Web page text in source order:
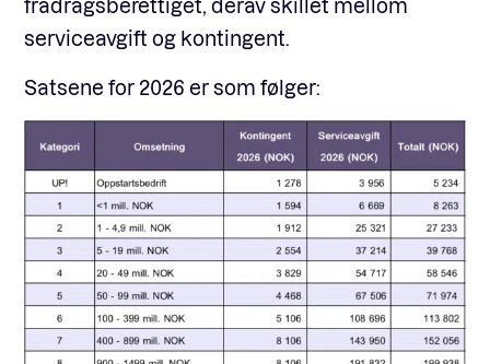
fradragsberettiget, derav skillet mellom
serviceavgift og kontingent.
Satsene for 2026 er som følger: